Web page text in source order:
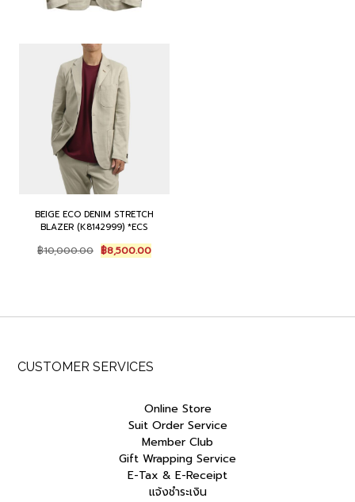
BEIGE ECO DENIM STRETCH
BLAZER (K8142999) *ECS
฿10,000.00 Original
price
฿8,500.00Current
price
CUSTOMER SERVICES
Online Store
Suit Order Service
Member Club
Gift Wrapping Service
E-Tax & E-Receipt
แจ้งชำระเงิน